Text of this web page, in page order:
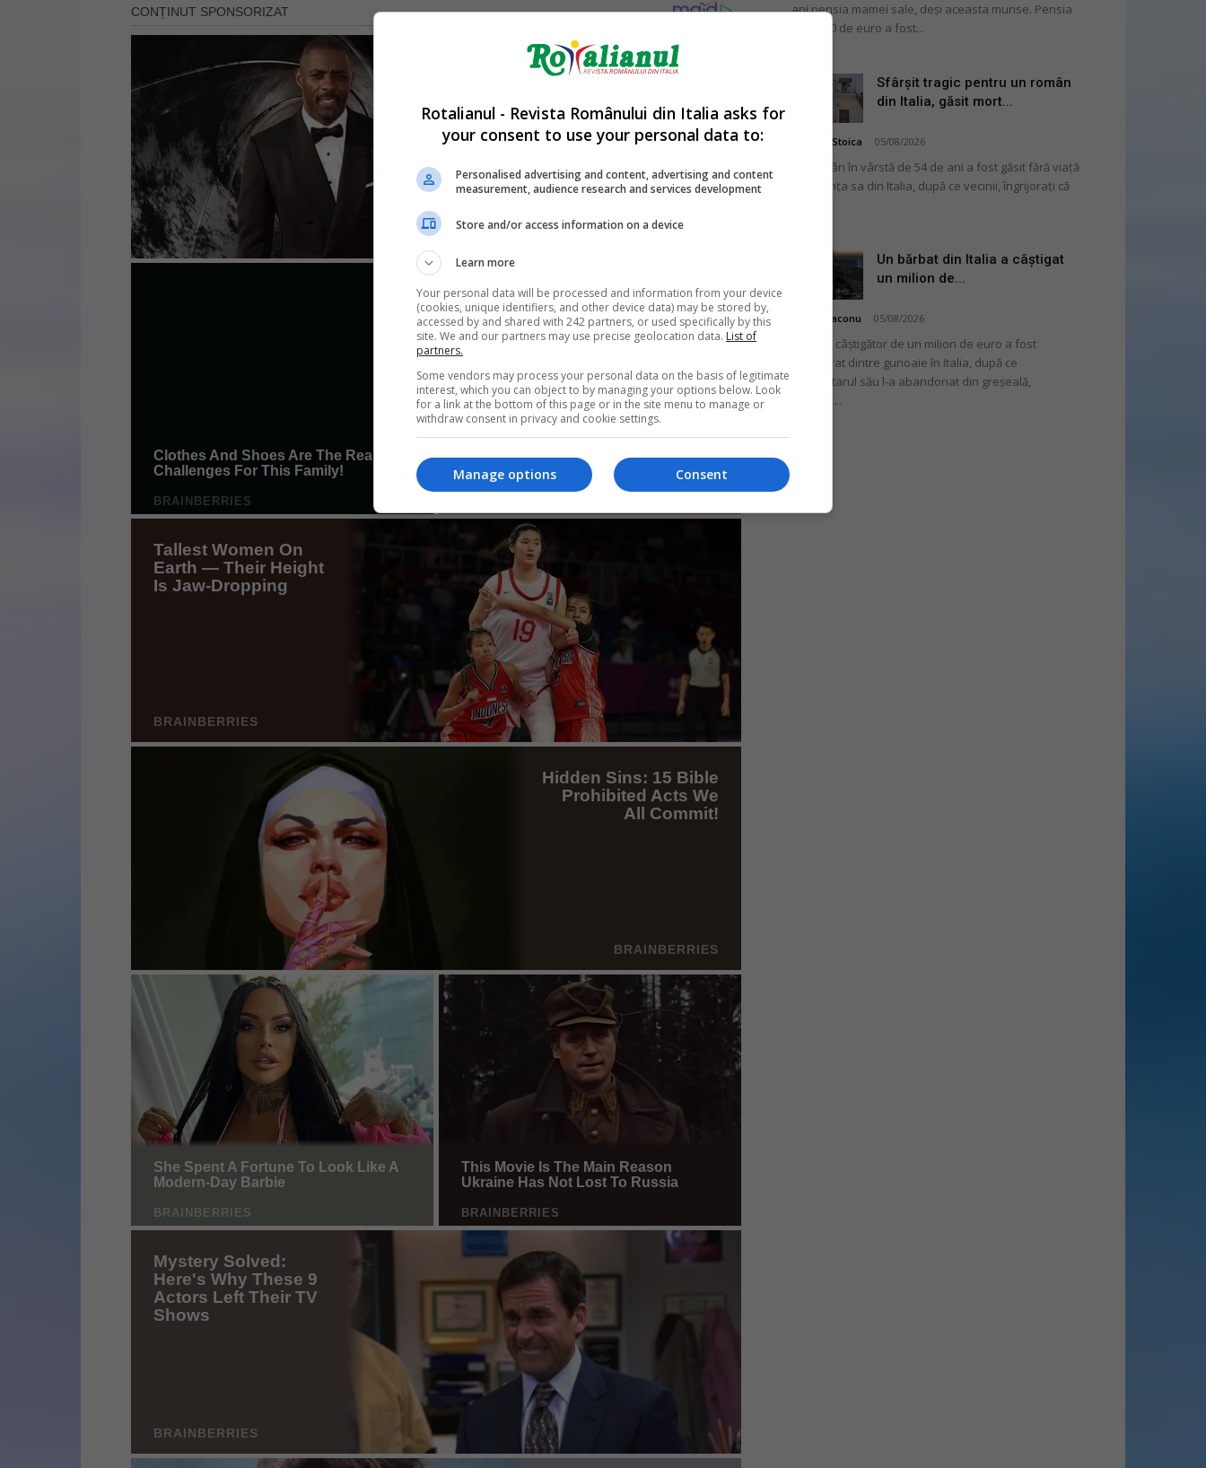
ani pensia mamei sale, deși aceasta murise. Pensia
de 2.000 de euro a fost...
Sfârșit tragic pentru un român
din Italia, găsit mort...
Daniela Stoica 05/08/2026
Un român în vârstă de 54 de ani a fost găsit fără viață
în locuința sa din Italia, după ce vecinii, îngrijorați că
Un bărbat din Italia a câștigat
un milion de...
Mihai Diaconu 05/08/2026
Un bilet câștigător de un milion de euro a fost
recuperat dintre gunoaie în Italia, după ce
proprietarul său l-a abandonat din greșeală,
convins...
Rotalianul - Revista Românului din Italia asks for
your consent to use your personal data to:
Personalised advertising and content, advertising and content
measurement, audience research and services development
Store and/or access information on a device
Learn more
Your personal data will be processed and information from your device
(cookies, unique identifiers, and other device data) may be stored by,
accessed by and shared with 242 partners, or used specifically by this
site. We and our partners may use precise geolocation data. List of
partners.
Some vendors may process your personal data on the basis of legitimate
interest, which you can object to by managing your options below. Look
for a link at the bottom of this page or in the site menu to manage or
withdraw consent in privacy and cookie settings.
Consent
Manage options